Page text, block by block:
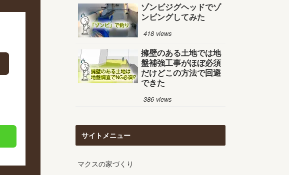
ゾンビジグヘッドでゾ
ンビングしてみた
418 views
擁壁のある土地では地
盤補強工事がほぼ必須
だけどこの方法で回避
できた
386 views
サイトメニュー
マクスの家づくり